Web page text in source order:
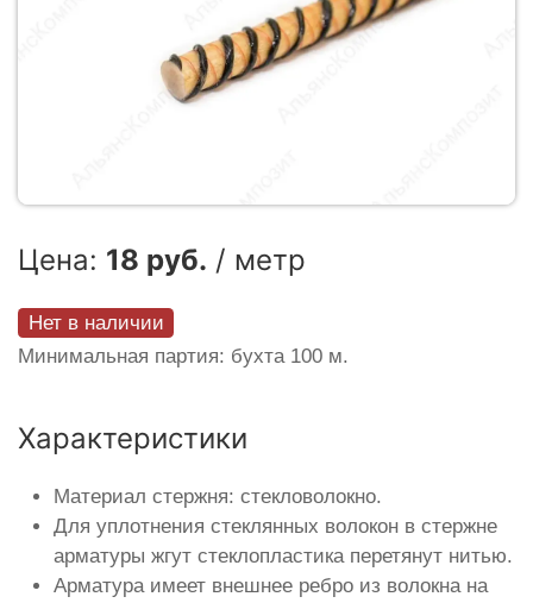
Цена: 18 руб. / метр
Нет в наличии
Минимальная партия: бухта 100 м.
Характеристики
Материал стержня: стекловолокно.
Для уплотнения стеклянных волокон в стержне
арматуры жгут стеклопластика перетянут нитью.
Арматура имеет внешнее ребро из волокна на